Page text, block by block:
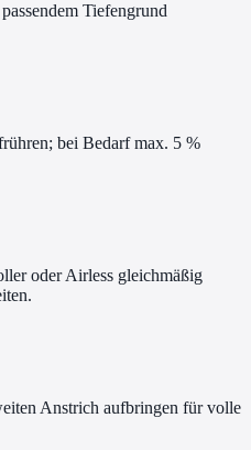
Tiefengrund
bei Bedarf max. 5 %
oder Airless gleichmäßig
Anstrich aufbringen für volle